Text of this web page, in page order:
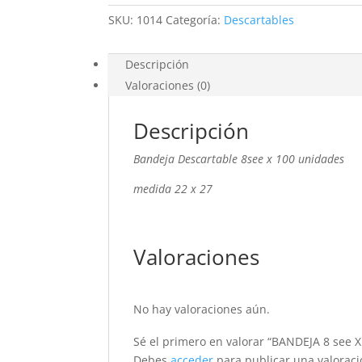
SKU: 1014 Categoría: Descartables
Descripción
Valoraciones (0)
Descripción
Bandeja Descartable 8see x 100 unidades
medida 22 x 27
Valoraciones
No hay valoraciones aún.
Sé el primero en valorar “BANDEJA 8 see